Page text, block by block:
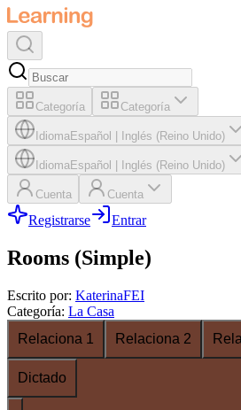
Categoría Categoría
IdiomaEspañol Inglés (Reino Unido)
IdiomaEspañol Inglés (Reino Unido)
Cuenta Cuenta
Registrarse Entrar
Rooms (Simple)
Escrito por: KaterinaFEI
Categoría: La Casa
Relaciona 1
Relaciona 2
Dictado